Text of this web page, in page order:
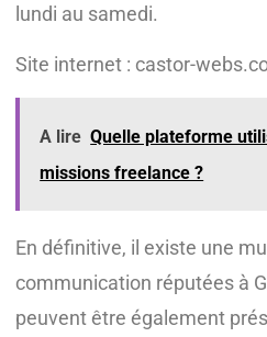
lundi au samedi.
Site internet : castor-
A lire Quelle plateforme
missions freelance ?
En définitive, il existe une
communication réputées à
peuvent être également